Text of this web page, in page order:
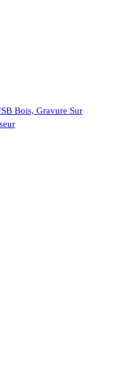
Bois, Gravure Sur